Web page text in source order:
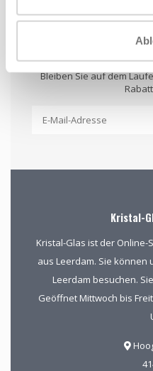
Bleiben Sie auf dem
Kristal-
Kristal-Glas ist der
aus Leerdam. Sie können
Leerdam besuchen.
Geöffnet Mittwoch bis